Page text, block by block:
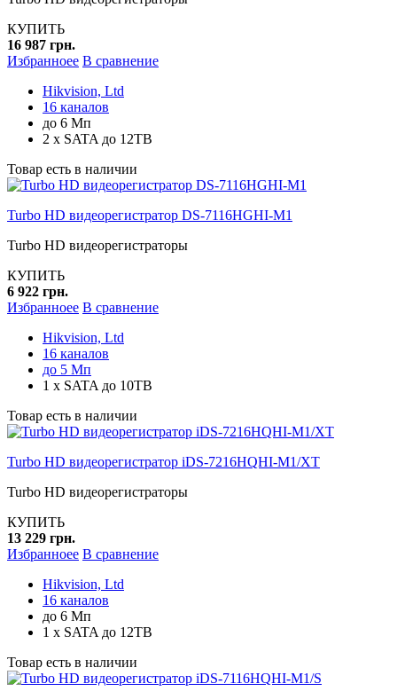
КУПИТЬ
16 987 грн.
Избранноее В сравнение
Hikvision, Ltd
16 каналов
до 6 Мп
2 x SATA до 12TB
Товар есть в наличии
Turbo HD видеорегистратор DS-7116HGHI-M1
Turbo HD видеорегистраторы
КУПИТЬ
6 922 грн.
Избранноее В сравнение
Hikvision, Ltd
16 каналов
до 5 Мп
1 x SATA до 10TB
Товар есть в наличии
Turbo HD видеорегистратор iDS-7216HQHI-M1/XT
Turbo HD видеорегистраторы
КУПИТЬ
13 229 грн.
Избранноее В сравнение
Hikvision, Ltd
16 каналов
до 6 Мп
1 x SATA до 12TB
Товар есть в наличии